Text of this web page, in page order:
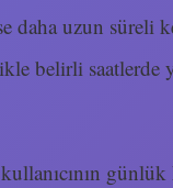
daha uzun süreli
belirli saatlerde